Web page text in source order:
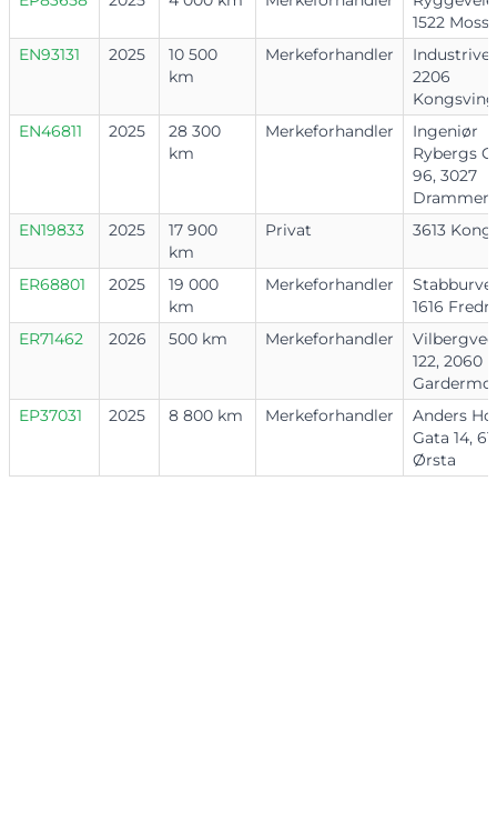
1522 Moss
EN93131
2025
10 500
km
Merkeforhandler
2206
EN46811
2025
28 300
km
Merkeforhandler
Ingeniør
Rybergs
96, 3027
Drammen
EN19833
2025
17 900
km
Privat 3613
ER68801 2025
19 000
km
Merkeforhandler
1616
ER71462
2026 500 km Merkeforhandler
122, 2060
EP37031
2025 8 800 km Merkeforhandler
Anders
Gata 14,
Ørsta